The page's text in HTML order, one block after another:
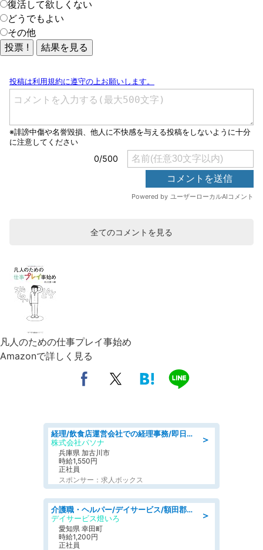
復活して欲しくない
どうでもよい
その他
全てのコメントを見る
凡人のための仕事プレイ事始め
Amazonで詳しく見る
＞
経理/飲食店運営会社での経理事務/即日勤務可/車通勤可/経理/一般事務
株式会社パソナ
兵庫県 加古川市
時給1,550円
正社員
スポンサー：求人ボックス
＞
介護職・ヘルパー/デイサービス/額田郡幸田町/JR東海道本線 幸田/愛知県
デイサービス燈いろ
愛知県 幸田町
時給1,200円
正社員